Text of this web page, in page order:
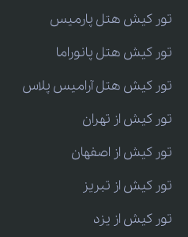
تور کیش هتل پارمیس
تور کیش هتل پانوراما
تور کیش هتل آرامیس پلاس
تور کیش از تهران
تور کیش از اصفهان
تور کیش از تبریز
تور کیش از یزد